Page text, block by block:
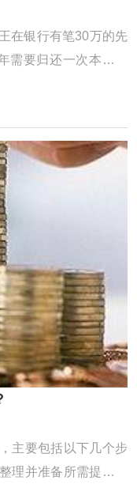
在银行有笔30万的先
需要归还一次本金，
提款出来，还掉垫资
。小王从垫资公司短
然这只是 ...
主要包括以下几个步
理并准备所需提交的